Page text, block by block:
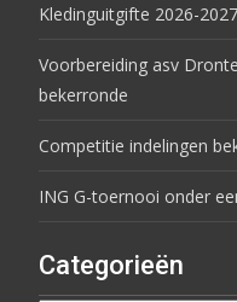
Kledinguitgifte 2026-2027
Voorbereiding asv
bekerronde
Competitie indelingen
ING G-toernooi onder
Categorieën